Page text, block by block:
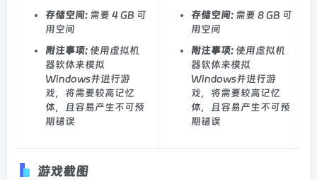
存储空间: 需要 4 GB 可
用空间
附注事项: 使用虚拟机
器软体来模拟
Windows并进行游
戏，将需要较高记忆
体，且容易产生不可预
期错误
存储空间: 需要 8 GB 可
用空间
附注事项: 使用虚拟机
器软体来模拟
Windows并进行游
戏，将需要较高记忆
体，且容易产生不可预
期错误
游戏截图